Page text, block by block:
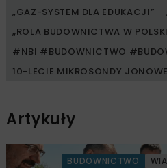
„GAZ-SYSTEM DLA EDUKACJI”
„ROLA BUDOWNICTWA W
#NBI #BUDOWNICTWO
10-LECIE MIKROSONDY
Artykuły
BUDOWNICTWO